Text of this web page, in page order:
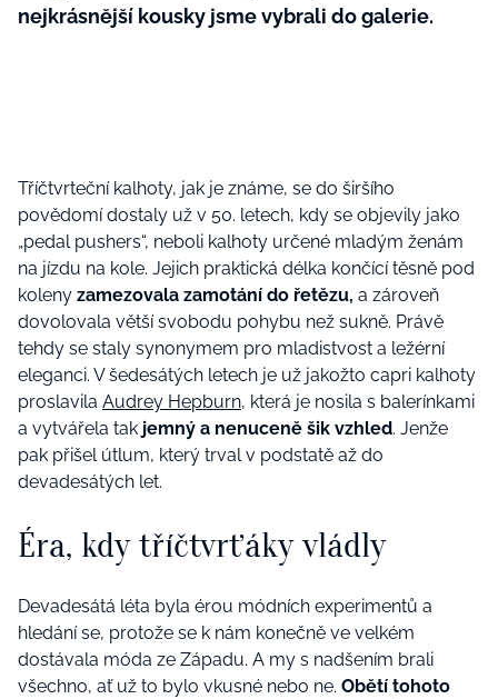
nejkrásnější kousky jsme vybrali do galerie.
Tříčtvrteční kalhoty, jak je známe, se do širšího
povědomí dostaly už v 50. letech, kdy se objevily jako
„pedal pushers“, neboli kalhoty určené mladým ženám
na jízdu na kole. Jejich praktická délka končící těsně pod
koleny zamezovala zamotání do řetězu, a zároveň
dovolovala větší svobodu pohybu než sukně. Právě
tehdy se staly synonymem pro mladistvost a ležérní
eleganci. V šedesátých letech je už jakožto capri kalhoty
proslavila Audrey Hepburn, která je nosila s balerínkami
a vytvářela tak jemný a nenuceně šik vzhled. Jenže
pak přišel útlum, který trval v podstatě až do
devadesátých let.
Éra, kdy tříčtvrťáky vládly
Devadesátá léta byla érou módních experimentů a
hledání se, protože se k nám konečně ve velkém
dostávala móda ze Západu. A my s nadšením brali
všechno, ať už to bylo vkusné nebo ne. Obětí tohoto